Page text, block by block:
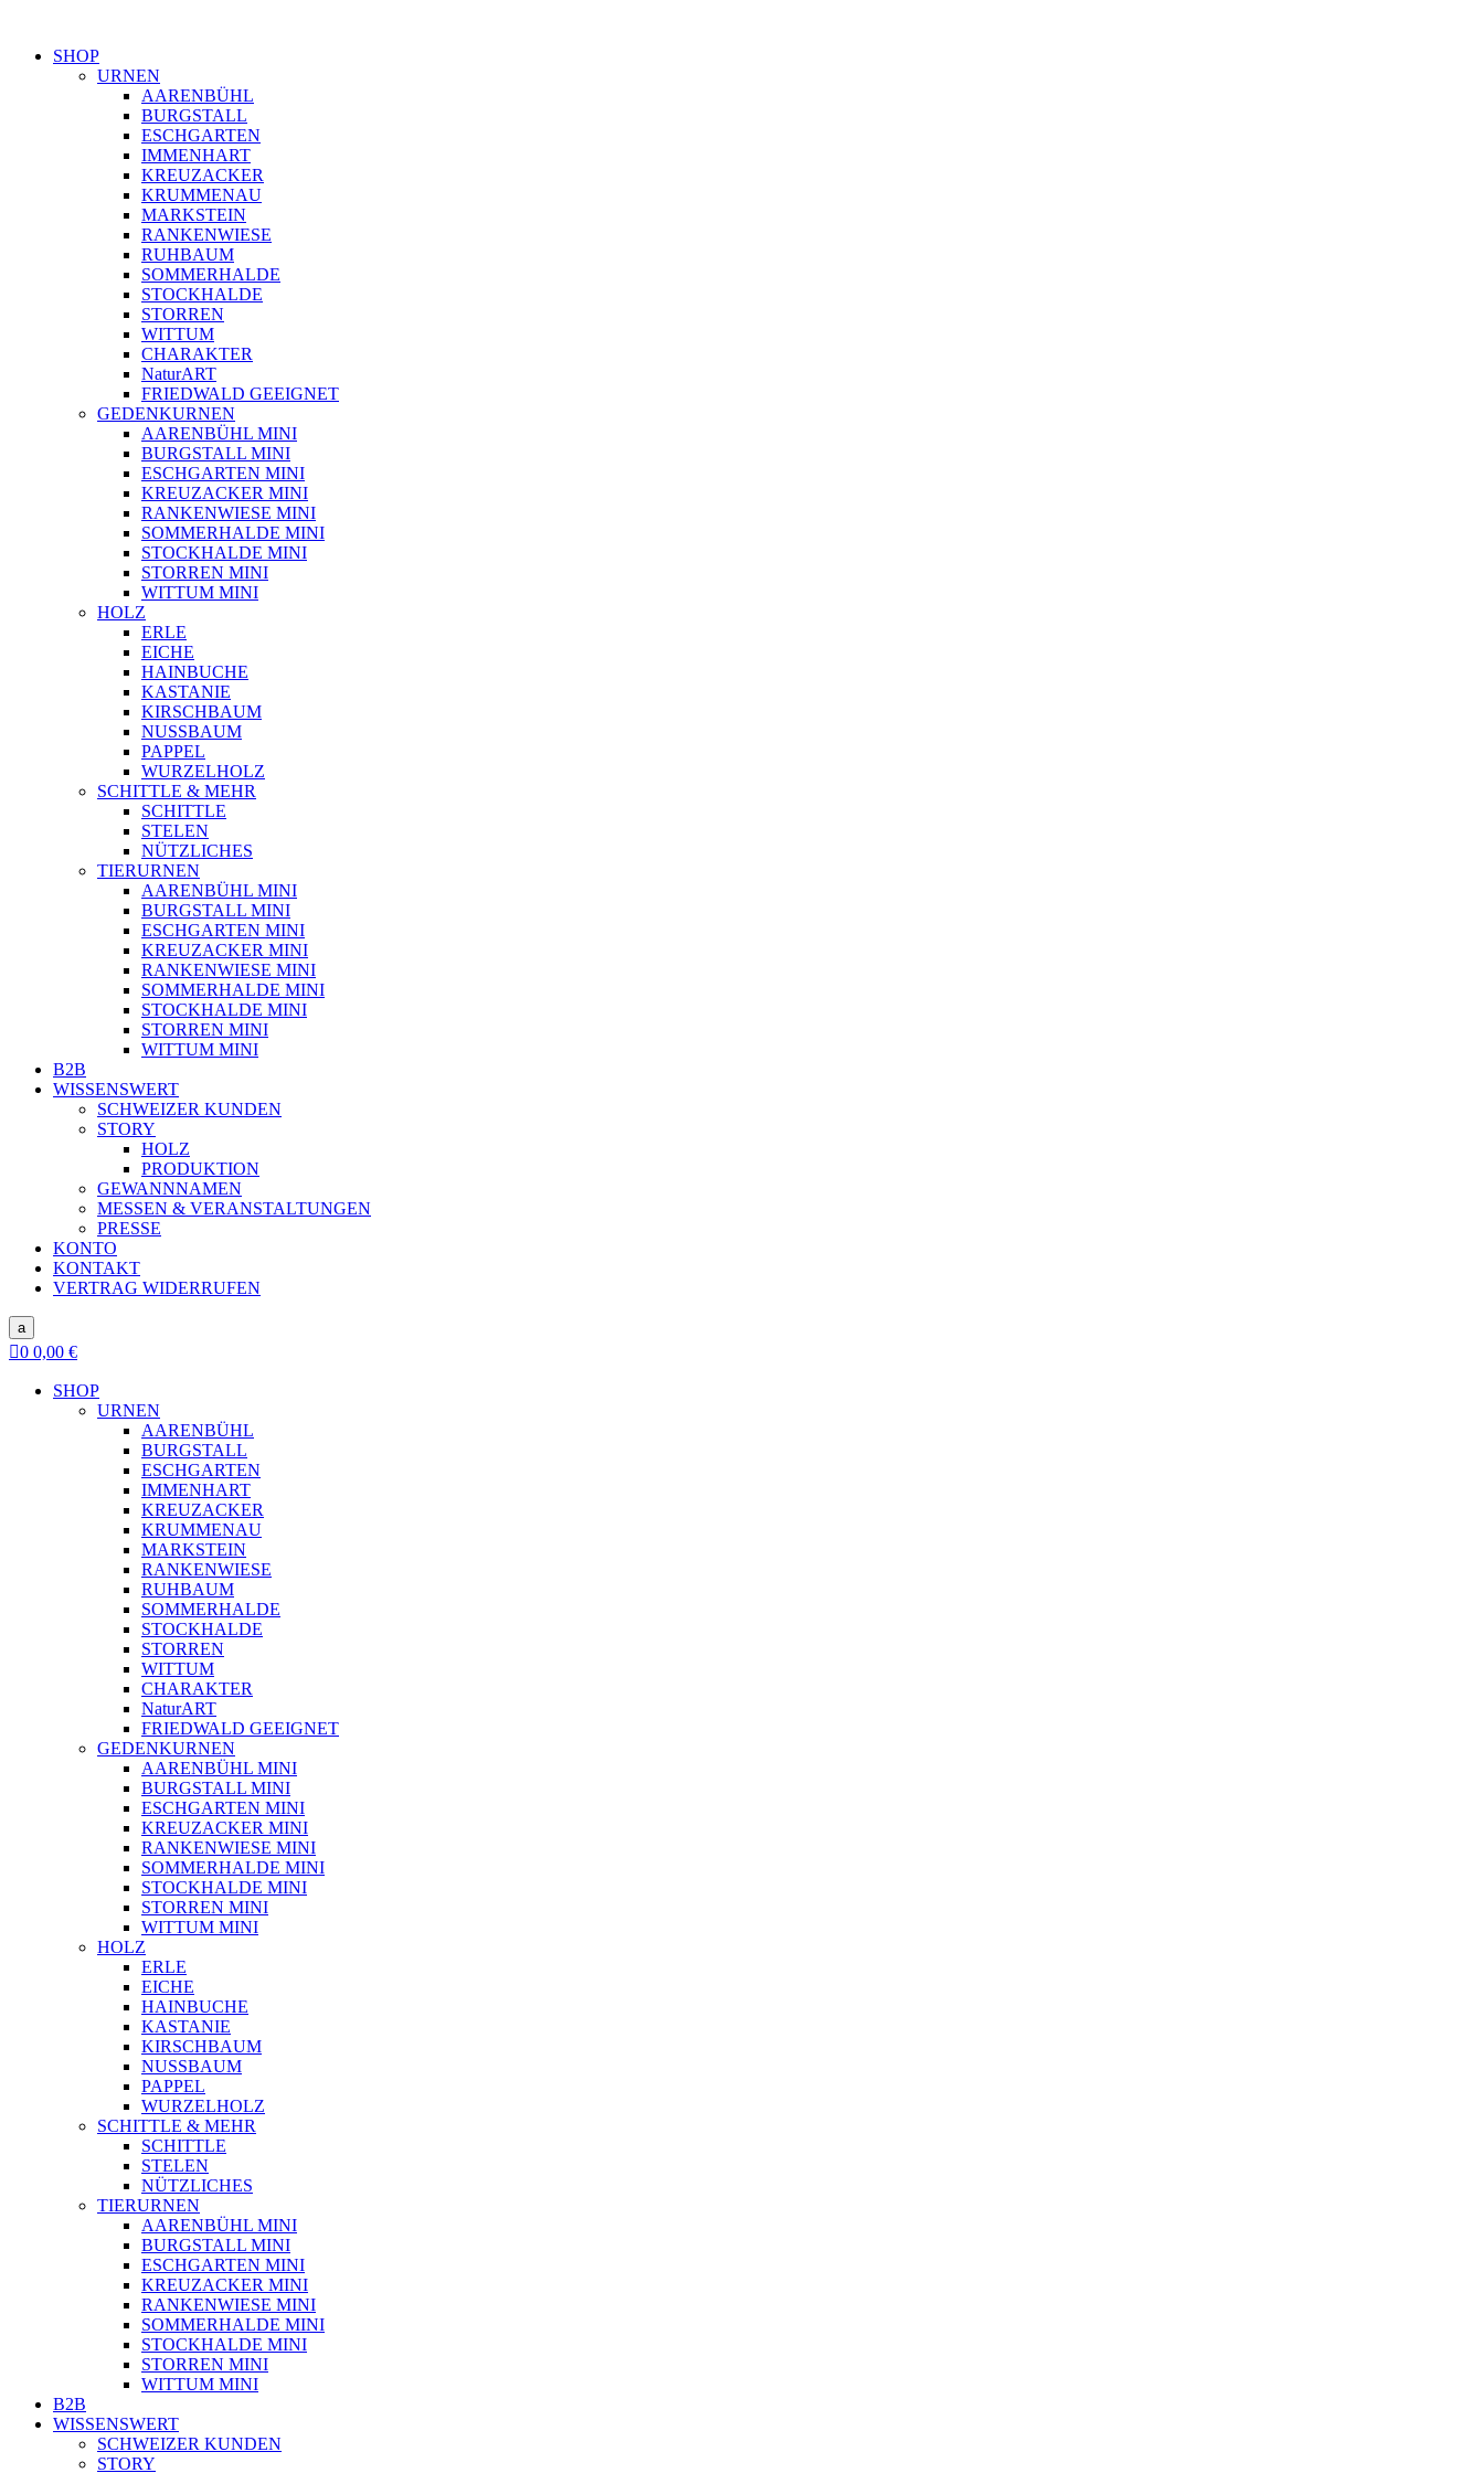
SHOP
URNEN
AARENBÜHL
BURGSTALL
ESCHGARTEN
IMMENHART
KREUZACKER
KRUMMENAU
MARKSTEIN
RANKENWIESE
RUHBAUM
SOMMERHALDE
STOCKHALDE
STORREN
WITTUM
CHARAKTER
NaturART
FRIEDWALD GEEIGNET
GEDENKURNEN
AARENBÜHL MINI
BURGSTALL MINI
ESCHGARTEN MINI
KREUZACKER MINI
RANKENWIESE MINI
SOMMERHALDE MINI
STOCKHALDE MINI
STORREN MINI
WITTUM MINI
HOLZ
ERLE
EICHE
HAINBUCHE
KASTANIE
KIRSCHBAUM
NUSSBAUM
PAPPEL
WURZELHOLZ
SCHITTLE & MEHR
SCHITTLE
STELEN
NÜTZLICHES
TIERURNEN
AARENBÜHL MINI
BURGSTALL MINI
ESCHGARTEN MINI
KREUZACKER MINI
RANKENWIESE MINI
SOMMERHALDE MINI
STOCKHALDE MINI
STORREN MINI
WITTUM MINI
B2B
WISSENSWERT
SCHWEIZER KUNDEN
STORY
HOLZ
PRODUKTION
GEWANNNAMEN
MESSEN & VERANSTALTUNGEN
PRESSE
KONTO
KONTAKT
VERTRAG WIDERRUFEN
a
0 0,00 €
SHOP
URNEN
AARENBÜHL
BURGSTALL
ESCHGARTEN
IMMENHART
KREUZACKER
KRUMMENAU
MARKSTEIN
RANKENWIESE
RUHBAUM
SOMMERHALDE
STOCKHALDE
STORREN
WITTUM
CHARAKTER
NaturART
FRIEDWALD GEEIGNET
GEDENKURNEN
AARENBÜHL MINI
BURGSTALL MINI
ESCHGARTEN MINI
KREUZACKER MINI
RANKENWIESE MINI
SOMMERHALDE MINI
STOCKHALDE MINI
STORREN MINI
WITTUM MINI
HOLZ
ERLE
EICHE
HAINBUCHE
KASTANIE
KIRSCHBAUM
NUSSBAUM
PAPPEL
WURZELHOLZ
SCHITTLE & MEHR
SCHITTLE
STELEN
NÜTZLICHES
TIERURNEN
AARENBÜHL MINI
BURGSTALL MINI
ESCHGARTEN MINI
KREUZACKER MINI
RANKENWIESE MINI
SOMMERHALDE MINI
STOCKHALDE MINI
STORREN MINI
WITTUM MINI
B2B
WISSENSWERT
SCHWEIZER KUNDEN
STORY